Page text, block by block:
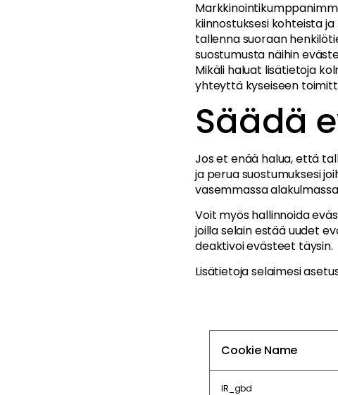
kiinnostuksesi kohteista
tallenna suoraan
suostumusta näihin
Mikäli haluat lisätietoja
yhteyttä kyseiseen
Säädä
Jos et enää halua, että
ja perua suostumuksesi
vasemmassa
Voit myös hallinnoida
joilla selain estää uudet
deaktivoi evästeet täysin.
Lisätietoja selaimesi
Cookie Name
IR_gbd